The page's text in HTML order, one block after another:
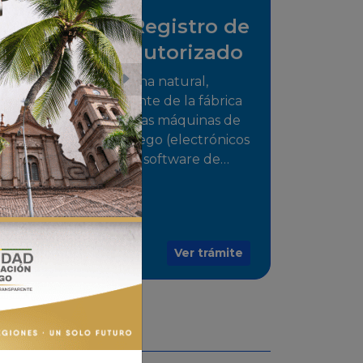
Solicitud de Registro de
distribuidor autorizado
Tramite para la persona natural,
jurídica o representante de la fábrica
que comercializarán las máquinas de
juego o medios de juego (electrónicos
o electromecánicos o software de
juegos) de las Empresas Fabricantes
Autorizadas
Ver trámite